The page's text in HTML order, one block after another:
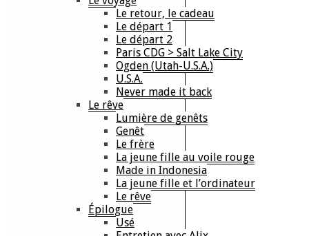
Le retour, le cadeau
Le départ 1
Le départ 2
Paris CDG > Salt Lake City
Ogden (Utah-U.S.A.)
U.S.A.
Never made it back
Le rêve
Lumière de genêts
Genêt
Le frère
La jeune fille au voile rouge
Made in Indonesia
La jeune fille et l’ordinateur
Le rêve
Épilogue
Usé